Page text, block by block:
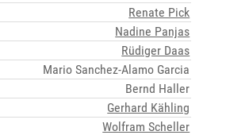
Renate Pick
Nadine Panjas
Rüdiger Daas
Mario Sanchez-Alamo Garcia
Bernd Haller
Gerhard Kähling
Wolfram Scheller